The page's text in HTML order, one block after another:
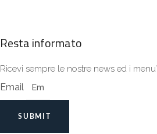
Resta informato
Ricevi sempre le nostre news ed i menu’
Email
SUBMIT